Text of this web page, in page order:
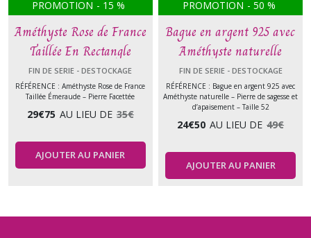
PROMOTION - 15 %
Améthyste Rose de France
Taillée En Rectangle
FIN DE SERIE - DESTOCKAGE
RÉFÉRENCE : Améthyste Rose de France
Taillée Émeraude – Pierre Facettée
29€75 AU LIEU DE 35€
AJOUTER AU PANIER
PROMOTION - 50 %
Bague en argent 925 avec
Améthyste naturelle
FIN DE SERIE - DESTOCKAGE
RÉFÉRENCE : Bague en argent 925 avec
Améthyste naturelle – Pierre de sagesse et
d’apaisement – Taille 52
24€50 AU LIEU DE 49€
AJOUTER AU PANIER